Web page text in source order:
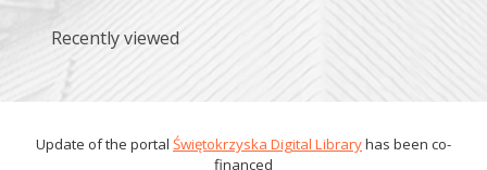
Recently viewed
Update of the portal Świętokrzyska Digital Libraryhas been co-
financed